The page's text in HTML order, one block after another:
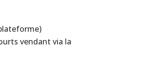
vendant via la